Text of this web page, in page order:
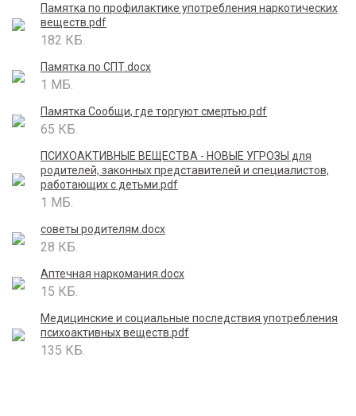
Памятка по профилактике употребления наркотических
веществ.pdf
182 КБ.
Памятка по СПТ.docx
1 МБ.
Памятка Сообщи, где торгуют смертью.pdf
65 КБ.
ПСИХОАКТИВНЫЕ ВЕЩЕСТВА - НОВЫЕ УГРОЗЫ для
родителей, законных представителей и специалистов,
работающих с детьми.pdf
1 МБ.
советы родителям.docx
28 КБ.
Аптечная наркомания.docx
15 КБ.
Медицинские и социальные последствия употребления
психоактивных веществ.pdf
135 КБ.